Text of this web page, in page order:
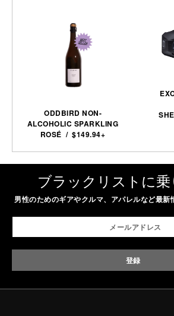
ODDBIRD NON-
ALCOHOLIC SPARKLING
ROSÉ / $149.94+
ブラックリストに乗
男性のためのギアやクルマ、アパレルなど最新